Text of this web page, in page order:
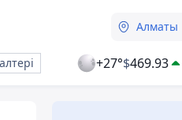
Алматы
+27°$469.93